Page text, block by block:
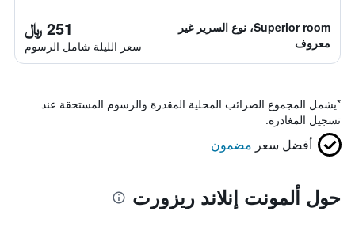
Superior room، نوع السرير غير
معروف
251 ﷼
سعر الليلة شامل الرسوم
*يشمل المجموع الضرائب المحلية المقدرة والرسوم المستحقة عند
تسجيل المغادرة.
أفضل سعر مضمون
حول ألمونت إنلاند ريزورت